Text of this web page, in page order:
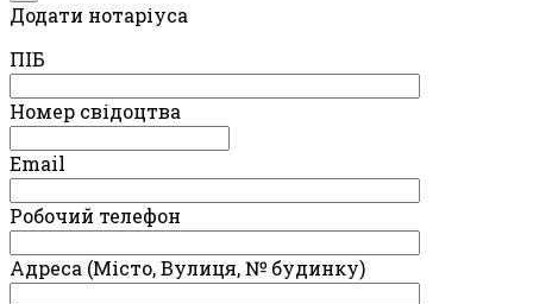
Додати нотаріуса
ПIБ
Номер свідоцтва
Email
Робочий телефон
Адреса (Місто, Вулиця, № будинку)